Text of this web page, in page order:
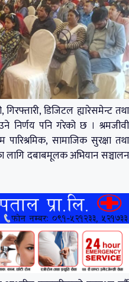
डिजिटल ह्यारेसमेन्ट तथा
निर्णय पनि गरेको छ । श्रमजीवी
पारिश्रमिक, सामाजिक सुरक्षा तथा
लागि दबाबमूलक अभियान सञ्चालन